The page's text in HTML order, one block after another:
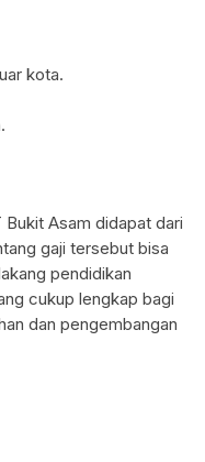
kota.
Asam didapat dari
gaji tersebut bisa
pendidikan
cukup lengkap bagi
dan pengembangan